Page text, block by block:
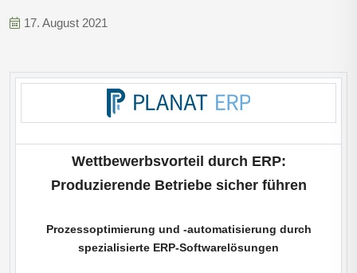
17. August 2021
Wettbewerbsvorteil durch ERP:
Produzierende Betriebe sicher führen
Prozessoptimierung und -automatisierung durch
spezialisierte ERP-Softwarelösungen